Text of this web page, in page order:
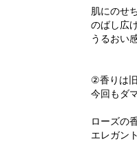
肌にのせ
のばし広
うるおい
②香りは
今回もダ
ローズの
エレガン